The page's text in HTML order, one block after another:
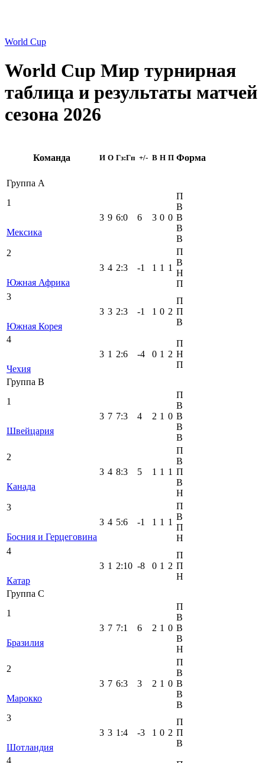
World Cup
World Cup Мир турнирная
таблица и результаты матчей
сезона 2026
Команда И О Гз:Гп +/- В Н П Форма
Группа A
1
Мексика
3 9 6:0 6 3 0 0
П
В
В
В
В
2
Южная Африка
3 4 2:3 -1 1 1 1
П
В
Н
П
3
Южная Корея
3 3 2:3 -1 1 0 2
П
П
В
4
Чехия
3 1 2:6 -4 0 1 2
П
Н
П
Группа B
1
Швейцария
3 7 7:3 4 2 1 0
П
В
В
В
В
2
Канада
3 4 8:3 5 1 1 1
П
В
П
В
Н
3
Босния и Герцеговина
3 4 5:6 -1 1 1 1
П
В
П
Н
4
Катар
3 1 2:10 -8 0 1 2
П
П
Н
Группа C
1
Бразилия
3 7 7:1 6 2 1 0
П
В
В
В
Н
2
Марокко
3 7 6:3 3 2 1 0
П
В
В
В
В
3
Шотландия
3 3 1 :4 -3 1 0 2
П
П
В
4